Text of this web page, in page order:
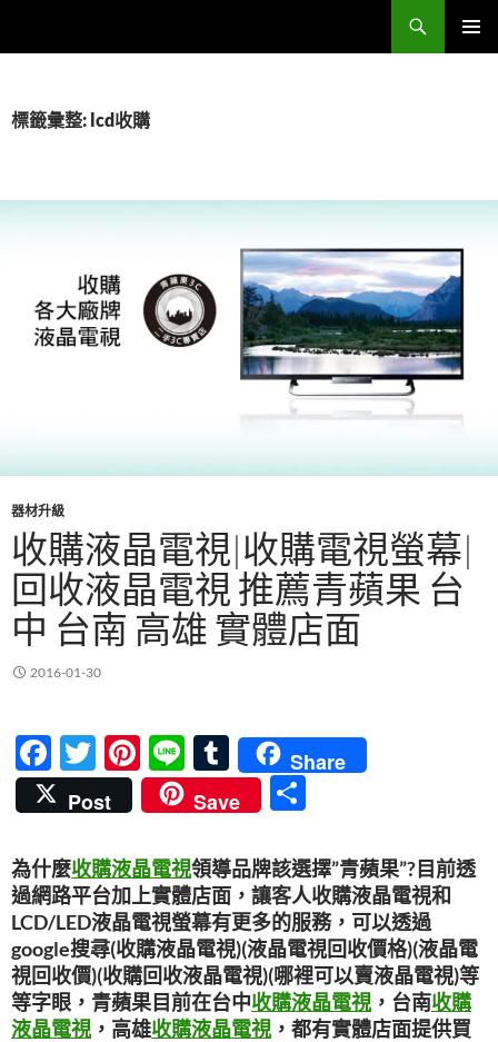
內標籤彙整: lcd收購
器材升級
收購液晶電視|收購電視螢幕|
回收液晶電視 推薦青蘋果 台
中 台南 高雄 實體店面
2016-01-30
F
ac
e
b
o
o
k
T
w
itt
er
Pi
nt
er
es
t
Li
n
e
T
u
m
bl
r
Share
Post
Save
為什麼收購液晶電視領導品牌該選擇”青蘋果”?目前透
過網路平台加上實體店面，讓客人收購液晶電視和
LCD/LED液晶電視螢幕有更多的服務，可以透過
google搜尋(收購液晶電視)(液晶電視回收價格)(液晶電
視回收價)(收購回收液晶電視)(哪裡可以賣液晶電視)等
等字眼，青蘋果目前在台中收購液晶電視，台南收購
液晶電視，高雄收購液晶電視，都有實體店面提供買